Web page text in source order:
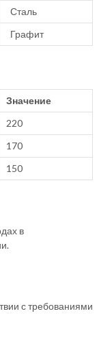
Сталь
Графит
Значение
220
170
150
в
с требованиями